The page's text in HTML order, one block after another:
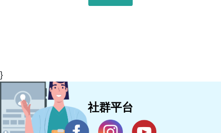
}
社群平台